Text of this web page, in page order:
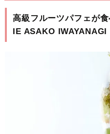
高級フルーツパフェが
IE ASAKO IWAYANAGI